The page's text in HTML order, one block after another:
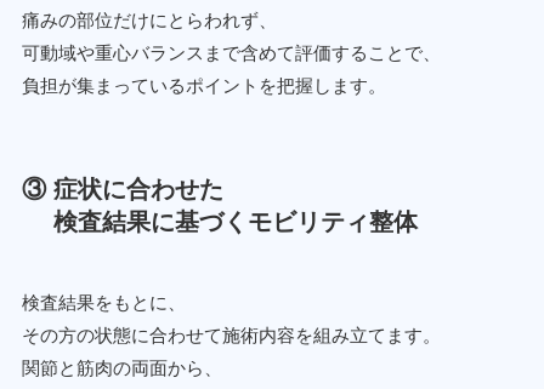
痛みの部位だけにとらわれず、
可動域や重心バランスまで含めて評価することで、
負担が集まっているポイントを把握します。
③ 症状に合わせた
検査結果に基づくモビリティ整体
検査結果をもとに、
その方の状態に合わせて施術内容を組み立てます。
関節と筋肉の両面から、